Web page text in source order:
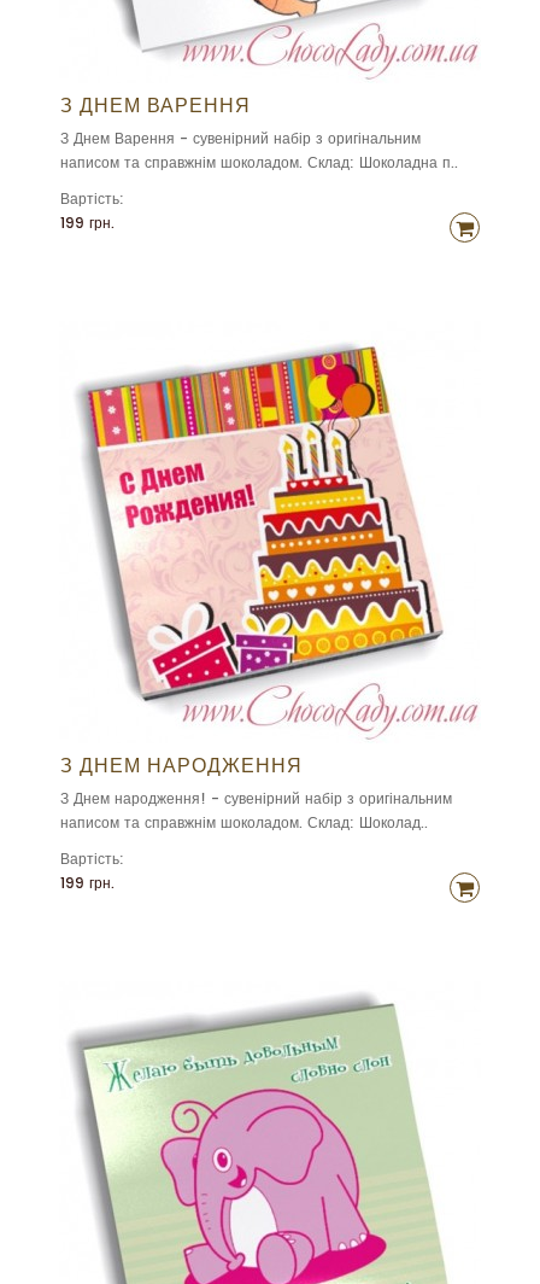
З ДНЕМ ВАРЕННЯ
З Днем Варення - сувенірний набір з оригінальним
написом та справжнім шоколадом. Склад: Шоколадна п..
Вартість:
199 грн.
З ДНЕМ НАРОДЖЕННЯ
З Днем народження! - сувенірний набір з оригінальним
написом та справжнім шоколадом. Склад: Шоколад..
Вартість:
199 грн.